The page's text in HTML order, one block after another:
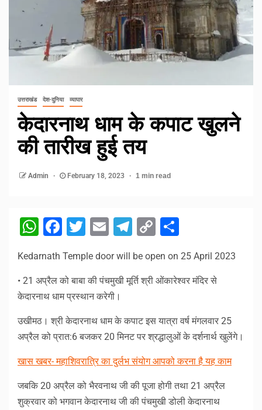
उत्तराखंड देश-दुनिया व्यापार
केदारनाथ धाम के कपाट खुलने
की तारीख हुई तय
Admin February 18, 2023 1 min read
WhatsApp
Facebook
Twitter
EmailTelegram
Copy
Kedarnath Temple door will be open on 25 April 2023
• 21 अप्रैल को बाबा की पंचमुखी मूर्ति श्री ओंकारेश्वर मंदिर से
केदारनाथ धाम प्रस्थान करेगी।
उखीमठ। श्री केदारनाथ धाम के कपाट इस यात्रा वर्ष मंगलवार 25
अप्रैल को प्रात:6 बजकर 20 मिनट पर श्रद्धालुओं के दर्शनार्थ खुलेंगे।
खास खबर- महाशिवरात्रि का दुर्लभ संयोग आपको करना है यह काम
जबकि 20 अप्रैल को भैरवनाथ जी की पूजा होगी तथा 21 अप्रैल
शुक्रवार को भगवान केदारनाथ जी की पंचमुखी डोली केदारनाथ